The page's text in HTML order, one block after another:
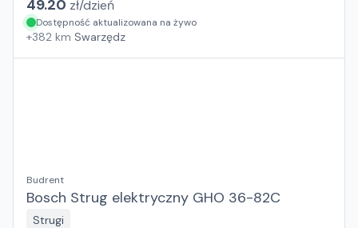
49.20 zł/dzień
Dostępność aktualizowana na żywo
+382 km Swarzędz
Budrent
Bosch Strug elektryczny GHO 36-82C
Strugi